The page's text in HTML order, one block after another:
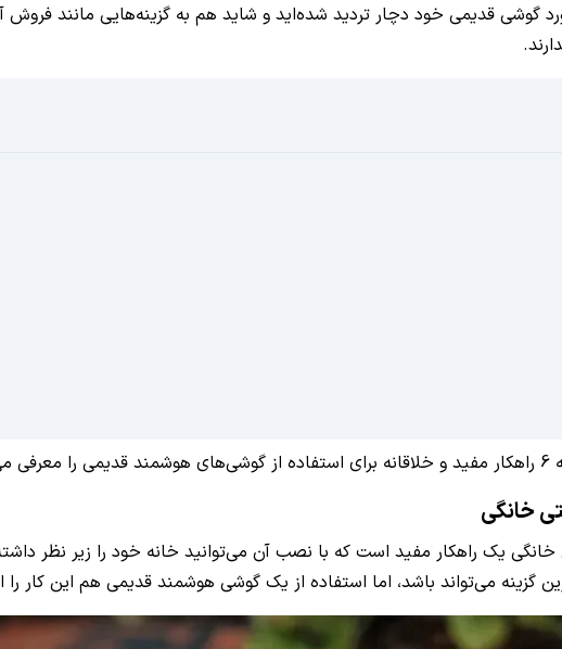
گوشی قدیمی خود دچار تردید شده‌اید و شاید هم به گزینه‌هایی مانند
خانگی
یک راهکار مفید است که با نصب آن می‌توانید خانه خود را زیر نظر